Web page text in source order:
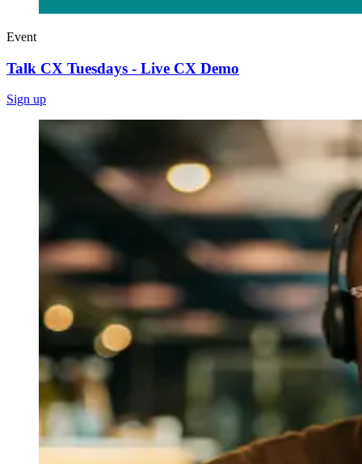
Event
Talk CX Tuesdays - Live CX Demo
Sign up